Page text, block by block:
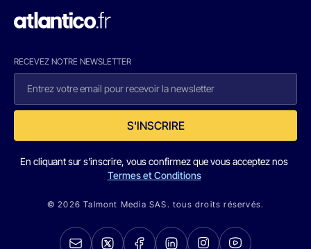
RECEVEZ NOTRE NEWSLETTER
S'INSCRIRE
En cliquant sur s'inscrire, vous confirmez que vous acceptez nos
Termes et Conditions
© 2026 Talmont Media SAS. tous droits réservés.